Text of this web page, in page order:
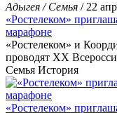
Адыгея / Семья / 22
«Ростелеком»
марафоне
«Ростелеком» и
проводят XX
Семья История
«Ростелеком»